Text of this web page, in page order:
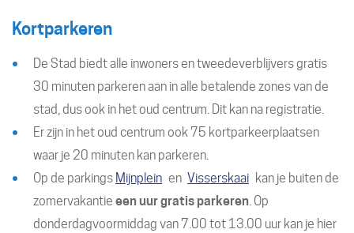
Kortparkeren
De Stad biedt alle inwoners en tweedeverblijvers gratis
30 minuten parkeren aan in alle betalende zones van de
stad, dus ook in het oud centrum. Dit kan na registratie.
Er zijn in het oud centrum ook 75 kortparkeerplaatsen
waar je 20 minuten kan parkeren.
Op de parkings Mijnplein en Visserskaai kan je buiten de
zomervakantie een uur gratis parkeren . Op
donderdagvoormiddag van 7.00 tot 13.00 uur kan je hier